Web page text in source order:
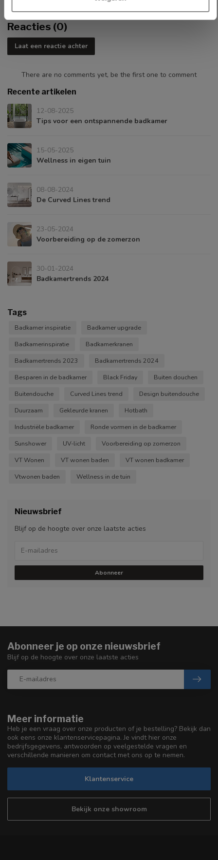
Reacties (0)
Laat een reactie achter
There are no comments yet, be the first one to comment
Recente artikelen
12-08-2025
Tips voor een ontspannende badkamer
15-05-2025
Wellness in eigen tuin
08-08-2024
De Curved Lines trend
23-05-2024
Voorbereiding op de zomerzon
30-01-2024
Badkamertrends 2024
Tags
Badkamer inspiratie
Badkamer upgrade
Badkamerinspiratie
Badkamerkranen
Badkamertrends 2023
Badkamertrends 2024
Besparen in de badkamer
Black Friday
Buiten douchen
Buitendouche
Curved Lines trend
Design buitendouche
Duurzaam
Gekleurde kranen
Hotbath
Industriële badkamer
Ronde vormen in de badkamer
Sunshower
UV-licht
Voorbereiding op zomerzon
VT Wonen
VT wonen baden
VT wonen badkamer
Vtwonen baden
Wellness in de tuin
Nieuwsbrief
Blijf op de hoogte over onze laatste acties
Abonneer
Meer informatie
Heb je een vraag over onze producten of je bestelling? Bekijk dan
ook eens onze klantenservicepagina. Je vindt hier onze
bedrijfsgegevens, antwoorden op veelgestelde vragen en
verschillende manieren om contact met ons op te nemen.
Klantenservice
Bekijk onze showroom
Abonneer je op onze nieuwsbrief
Blijf op de hoogte over onze laatste acties